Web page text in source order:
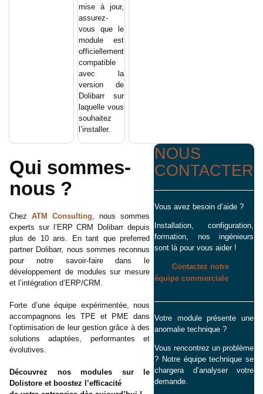
mise à jour,
assurez-
vous que le
module est
officiellement
compatible
avec la
version de
Dolibarr sur
laquelle vous
souhaitez
l’installer.
Qui sommes-
nous ?
Chez ATM Consulting, nous sommes
experts sur l’ERP CRM Dolibarr depuis
plus de 10 ans. En tant que preferred
partner Dolibarr, nous sommes reconnus
pour notre savoir-faire dans le
développement de modules sur mesure
et l’intégration d’ERP/CRM.
Forte d’une équipe expérimentée, nous
accompagnons les TPE et PME dans
l’optimisation de leur gestion grâce à des
solutions adaptées, performantes et
évolutives.
Découvrez nos modules sur le
Dolistore et boostez l’efficacité
NOUS
CONTACTER
Vous avez besoin d’aide ?
Installation, configuration,
formation, nos ingénieurs
sont là pour vous aider !
Contactez notre
équipe commerciale
Votre module présente une
anomalie technique ?
Vous rencontrez un problème
? Notre équipe technique se
chargera d’analyser votre
demande.